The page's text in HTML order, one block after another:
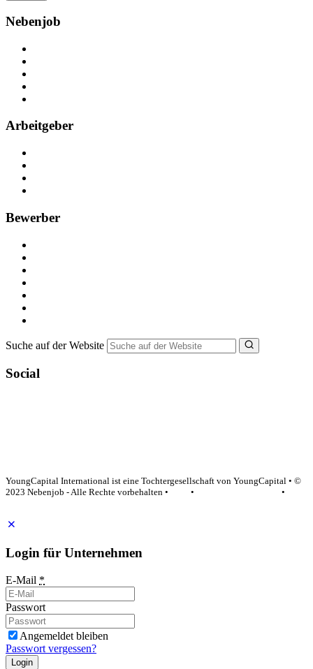
Nebenjob
Arbeitgeber
Bewerber
Suche auf der Website
Social
YoungCapital International ist eine Tochtergesellschaft von YoungCapital • ©
2023 Nebenjob - Alle Rechte vorbehalten •
•
•
Login für Unternehmen
E-Mail *
Passwort
Angemeldet bleiben
Passwort vergessen?
Login